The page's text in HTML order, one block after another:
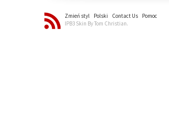
Zmień styl Polski Contact Us
Pomoc
IPB3 Skin By Tom Christian.